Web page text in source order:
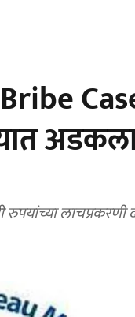
लाचप्रकरणी दाखल